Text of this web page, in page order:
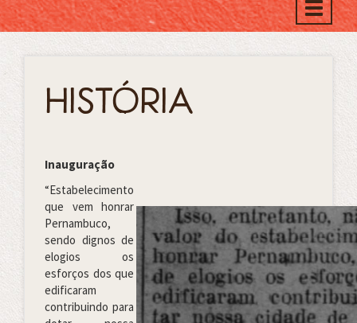
Toggle
HISTÓRIA
Inauguração
“Estabelecimento
que vem honrar
Pernambuco,
sendo dignos de
elogios os
esforços dos que
edificaram
contribuindo para